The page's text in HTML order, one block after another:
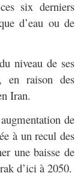
six derniers
d’eau ou de
niveau de ses
en raison des
Iran.
de
à un recul des
une baisse de
d’ici à 2050.